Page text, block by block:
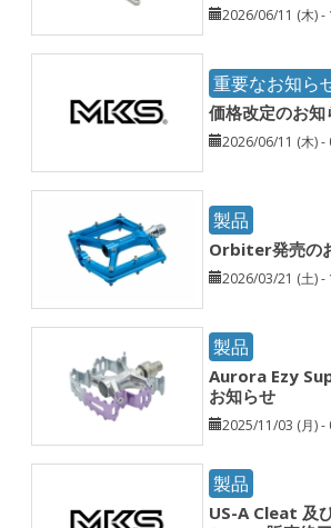
2026/06/11 (木) -
重要なお知ら
価格改定のお知
2026/06/11 (木) -
製品
Orbiter発売の
2026/03/21 (土) -
製品
Aurora Ezy
お知らせ
2025/11/03 (月) -
製品
US-A Cleat 及